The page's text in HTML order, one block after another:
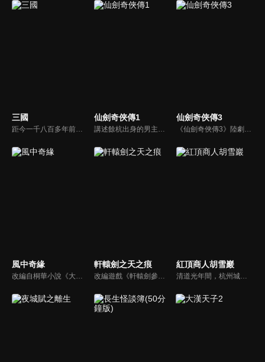
三國
距今一千八百多年前，漢帝國衰敗積重難返，長安城內董卓荒淫無度、濫殺無辜，引起舉國義憤，而以曹操為首殲滅董卓，造就了群雄割據，至赤壁之戰後三國鼎立，再到司馬氏篡魏，天下歸晉為止，這個英雄輩出、波瀾壯闊的大傳奇時代終於結束。而其中的英雄人物和動人故事，仍被傳頌至今。
仙劍奇俠傳1
講述餘杭出身的男主人公李逍遙（胡歌）因機緣巧合結識流落中原的南詔公主趙靈兒（劉亦菲），在護送其回苗疆尋母的旅途中斬妖除魔、歷經艱險，最終合力擊敗控制南詔國的拜月教主，解救了國家和人民。
仙劍奇俠傳3
《仙劍奇俠傳3》陸劇線上看。講述了男主人公景天夢想成為蜀山大俠，為了協助蜀山派封印鎖妖塔，他與唐雪見、徐長卿等人一同展開尋找五顆靈珠的冒險之旅，期間歷經艱險，最終卻引出了眾人意想不到的前世今生和愛恨糾葛。
風中奇緣
改編自桐華小說《大漠謠》。被狼群撫養長大的女孩兒莘月（劉詩詩），遇見從建安來的莫循（胡歌）和衛無忌（彭于晏）。在兩人的影響下，改名為莘月，踏上了建安。莫循溫文爾雅，莘月對他情根深種；另一方面，英姿勃發的將軍衛無忌對莘月一片癡情。莘月面對兩個痴心付出的男人心中煎熬，她會如何抉擇呢…
軒轅劍之天之痕
改編遊戲《軒轅劍參外傳-天之痕》。宇文拓和陳靖仇皆為亡國皇子，本為死仇的兩人，在因緣際會之下成為生死之交，共同踏上尋找昆侖鏡、女媧石、神農鼎、崆峒印、伏羲琴等五神器的旅程，更一路結交好友進而得到真愛。不料在魔王的操控下，宇文拓背叛好友，失去一切...
紅頂商人胡雪巖
清道光年間，杭州城內信和錢莊的夥計胡雪巖在中秋節前夕來找徐瘋子要賬，不料，走投無路的徐瘋子自殺身亡，胡雪巖同情孤寡一生的徐瘋子，料理他的後事，反被人誤傳是他逼死了徐瘋子；漕幫首領七姑娘曾受恩於徐瘋子，聞訊欲為報仇，將胡雪巖抓到，要把他扔入湖中，船家女羅四見到，叫人將胡雪巖救下...